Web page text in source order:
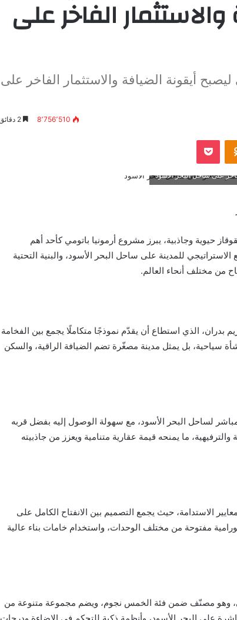
الفاخر على
أيقونة الضيافة والاستثمار الفاخر على
8٬756٬510 2 دقائق
Odnoklassniki بوكيت
على ساحل البحر الأسود
حيوية وجاذبية، يبرز مشروع أرمونيا باتومي كأحد أهم
للمدينة على ساحل البحر الأسود، والبنية التحتية
من مختلف أنحاء العالم.
بدران، الذي استطاع أن يقدّم نموذجًا متكاملًا يجمع بين الفخامة
سياحية، بل يمثل مدينة مصغّرة تضم الضيافة الراقية، والسكن
لساحل البحر الأسود، مع سهولة الوصول إليه بفضل قربه
ما يمنحه قيمة عقارية متنامية ويعزز من جاذبيته
الاستدامة، حيث يجمع التصميم بين الانفتاح الكامل على
مفتوحة من مختلف الوحدات، واستخدام خامات بناء عالية
وهو مصنّف ضمن فئة الخمس نجوم، ويضم مجموعة متنوعة من